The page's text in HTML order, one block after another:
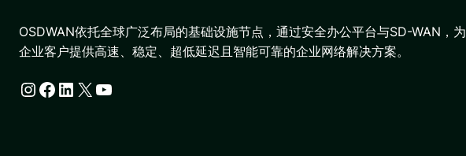
OSDWAN依托全球广泛布局的基础设施节点，通过安全办公平台与SD-WAN，为
企业客户提供高速、稳定、超低延迟且智能可靠的企业网络解决方案。
Instagram Facebook LinkedIn X YouTube